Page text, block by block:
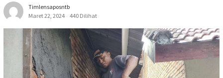
Timlensaposntb
Maret 22, 2024
440 Dilihat